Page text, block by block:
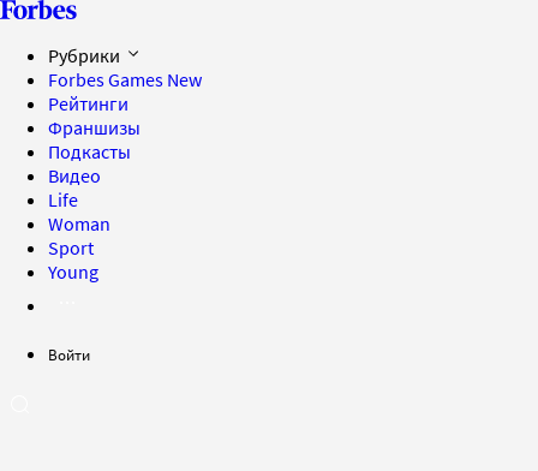
Рубрики
Forbes Games New
Рейтинги
Франшизы
Подкасты
Видео
Life
Woman
Sport
Young
Войти